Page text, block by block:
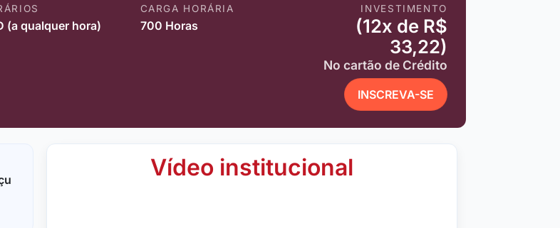
(a qualquer hora)
CARGA HORÁRIA
700 Horas
INVESTIMENTO
(12x de R$
33,22)
No cartão de Crédito
INSCREVA-SE
Vídeo institucional